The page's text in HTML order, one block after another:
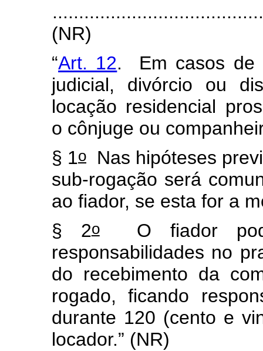
(NR)
“Art. 12. Em casos de
judicial, divórcio ou
locação residencial
o cônjuge ou
§ 1o Nas hipóteses
sub-rogação será
ao fiador, se esta for a
§ 2oO fiador
responsabilidades no
do recebimento da
rogado, ficando
durante 120 (cento e
locador.” (NR)